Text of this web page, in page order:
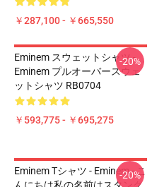
￥287,100 - ￥665,550
Eminem スウェットシャツ -
Eminem プルオーバースウェ
ットシャツ RB0704
￥593,775 - ￥695,275
-20%
Eminem Tシャツ - Eminem - こ
-20%